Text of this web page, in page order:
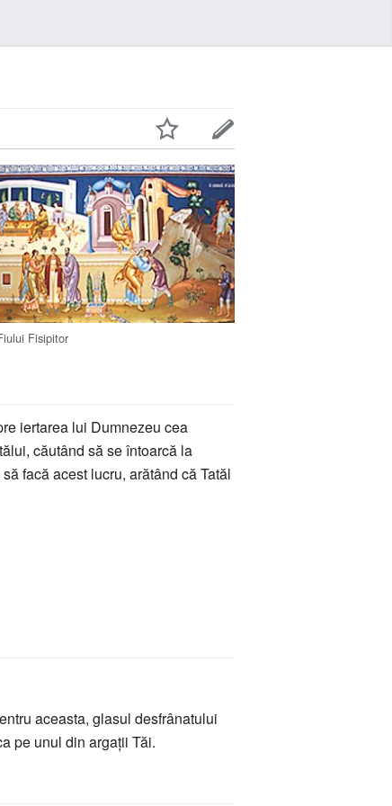
Fisipitor
iertarea lui Dumnezeu cea
căutând să se întoarcă la
facă acest lucru, arătând că Tatăl
aceasta, glasul desfrânatului
pe unul din argaţii Tăi.